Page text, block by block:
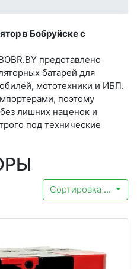
в Бобруйске с
представлено
батарей для
мототехники и ИБП.
поэтому
лишних наценок и
под технические
Сортировка ...